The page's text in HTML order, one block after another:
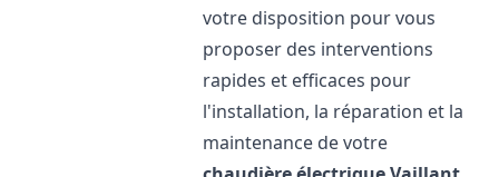
votre disposition pour vous
proposer des interventions
rapides et efficaces pour
l'installation, la réparation et la
maintenance de votre